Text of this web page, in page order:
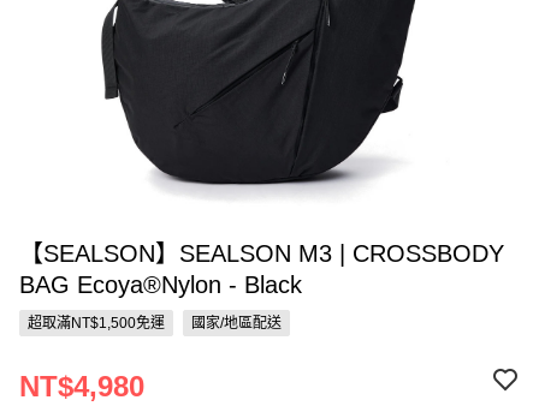
【SEALSON】SEALSON M3 | CROSSBODY
BAG Ecoya®Nylon - Black
超取滿NT$1,500免運 國家/地區配送
NT$4,980